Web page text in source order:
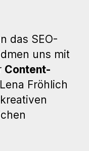
Web
das SEO-
uns mit
Content-
Fröhlich